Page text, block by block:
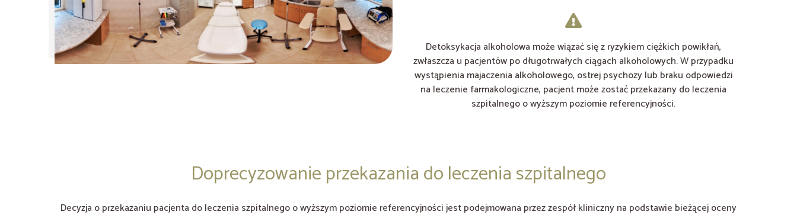
Detoksykacja alkoholowa może wiązać się z ryzykiem ciężkich powikłań,
zwłaszcza u pacjentów po długotrwałych ciągach alkoholowych. W przypadku
wystąpienia majaczenia alkoholowego, ostrej psychozy lub braku odpowiedzi
na leczenie farmakologiczne, pacjent może zostać przekazany do leczenia
szpitalnego o wyższym poziomie referencyjności.
Doprecyzowanie przekazania do leczenia szpitalnego
Decyzja o przekazaniu pacjenta do leczenia szpitalnego o wyższym poziomie referencyjności jest podejmowana przez zespół kliniczny na podstawie bieżącej oceny